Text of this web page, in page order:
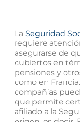
La Seguridad
requiere
asegurarse de
cubiertos en
pensiones y
como en
compañías
que permite
afiliado a la